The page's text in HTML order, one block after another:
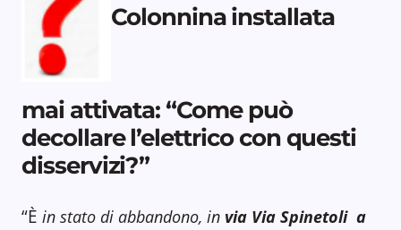
Colonnina installata
mai attivata: “Come può
decollare l’elettrico con questi
disservizi?”
“È in stato di abbandono, in via Via Spinetoli a